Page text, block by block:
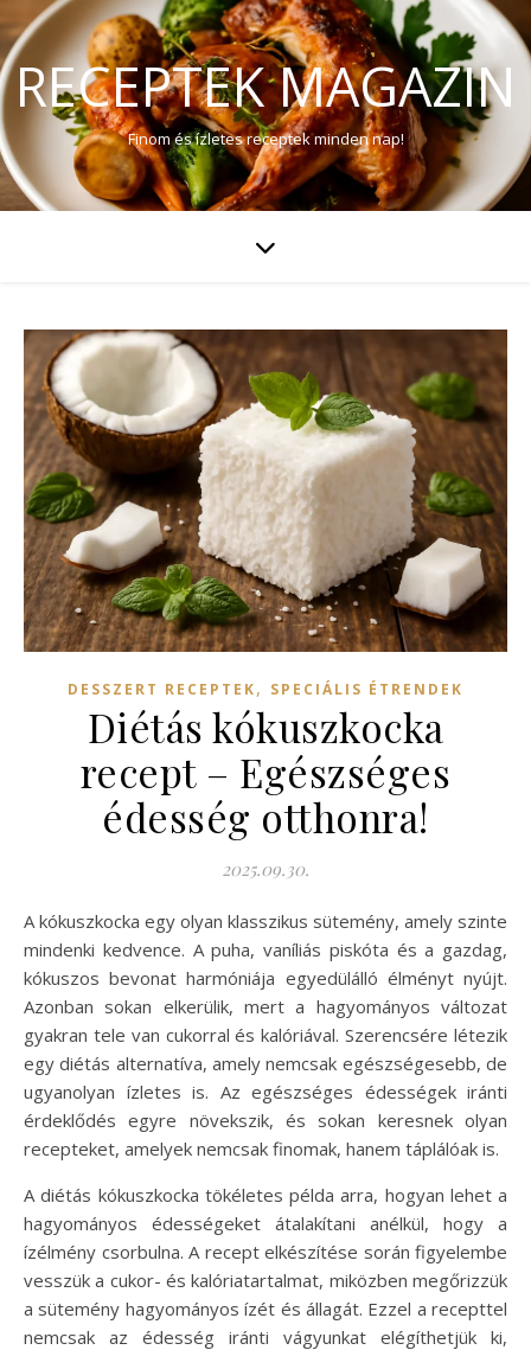
RECEPTEK MAGAZIN
Finom és ízletes receptek minden nap!
DESSZERT RECEPTEK, SPECIÁLIS ÉTRENDEK
Diétás kókuszkocka
recept – Egészséges
édesség otthonra!
2025.09.30.
A kókuszkocka egy olyan klasszikus sütemény, amely szinte
mindenki kedvence. A puha, vaníliás piskóta és a gazdag,
kókuszos bevonat harmóniája egyedülálló élményt nyújt.
Azonban sokan elkerülik, mert a hagyományos változat
gyakran tele van cukorral és kalóriával. Szerencsére létezik
egy diétás alternatíva, amely nemcsak egészségesebb, de
ugyanolyan ízletes is. Az egészséges édességek iránti
érdeklődés egyre növekszik, és sokan keresnek olyan
recepteket, amelyek nemcsak finomak, hanem táplálóak is.
A diétás kókuszkocka tökéletes példa arra, hogyan lehet a
hagyományos édességeket átalakítani anélkül, hogy a
ízélmény csorbulna. A recept elkészítése során figyelembe
vesszük a cukor- és kalóriatartalmat, miközben megőrizzük
a sütemény hagyományos ízét és állagát. Ezzel a recepttel
nemcsak az édesség iránti vágyunkat elégíthetjük ki,